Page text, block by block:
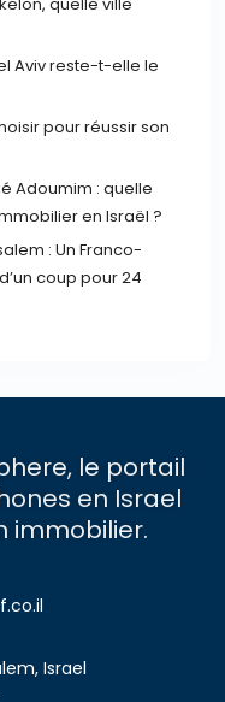
Aviv reste-t-elle le
pour réussir son
Adoumim : quelle
en Israël ?
: Un Franco-
coup pour 24
le portail
en Israel
immobilier.
Israel